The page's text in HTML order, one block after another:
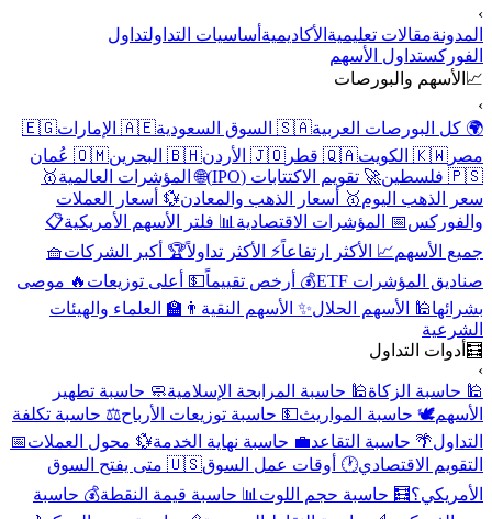
›
المدونةمقالات تعليمية الأكاديمية أساسيات التداولتداول
الفوركستداول الأسهم
📈 الأسهم والبورصات
›
🌍 كل البورصات العربية🇸🇦 السوق السعودية 🇦🇪 الإمارات
🇪🇬
مصر 🇰🇼 الكويت 🇶🇦 قطر 🇯🇴 الأردن 🇧🇭 البحرين
🇴🇲 عُمان
🇵🇸 فلسطين
🚀 تقويم الاكتتابات (IPO) 🌐 المؤشرات العالمية🥇
سعر الذهب اليوم🥇 أسعار الذهب والمعادن💱 أسعار العملات
والفوركس📅 المؤشرات الاقتصادية 📊 فلتر الأسهم الأمريكية📋
جميع الأسهم📈 الأكثر ارتفاعاً⚡ الأكثر تداولاً🏆 أكبر الشركات🧺
صناديق المؤشرات ETF
💰 أرخص تقييماً💵 أعلى توزيعات 🔥 موصى
بشرائها🕌 الأسهم الحلال✨ الأسهم النقية 👨‍🏫 العلماء والهيئات
الشرعية
🧮 أدوات التداول
›
🕌 حاسبة الزكاة🕌 حاسبة المرابحة الإسلامية🧼 حاسبة تطهير
الأسهم🕊️ حاسبة المواريث💵 حاسبة توزيعات الأرباح⚖️ حاسبة تكلفة
التداول🌴 حاسبة التقاعد💼 حاسبة نهاية الخدمة💱 محول العملات📅
التقويم الاقتصادي🕐 أوقات عمل السوق
🇺🇸 متى يفتح السوق
الأمريكي؟🧮 حاسبة حجم اللوت 📊 حاسبة قيمة النقطة💰 حاسبة